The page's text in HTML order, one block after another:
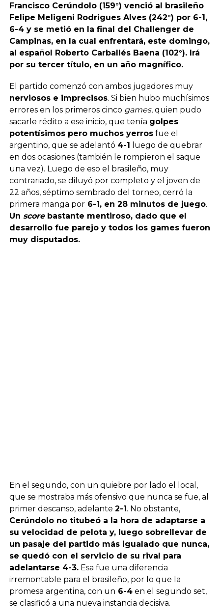
Francisco Cerúndolo (159°) venció al brasileño
Felipe Meligeni Rodrigues Alves (242°) por 6-1,
6-4 y se metió en la final del Challenger de
Campinas, en la cual enfrentará, este domingo,
al español Roberto Carballés Baena (102°). Irá
por su tercer título, en un año magnífico.
El partido comenzó con ambos jugadores muy
nerviosos e imprecisos. Si bien hubo muchísimos
errores en los primeros cinco games, quien pudo
sacarle rédito a ese inicio, que tenía golpes
potentísimos pero muchos yerrosfue el
argentino, que se adelantó 4-1 luego de quebrar
en dos ocasiones (también le rompieron el saque
una vez). Luego de eso el brasileño, muy
contrariado, se diluyó por completo y el joven de
22 años, séptimo sembrado del torneo, cerró la
primera manga por6-1, en 28 minutos de juego.
Un score bastante mentiroso, dado que el
desarrollo fue parejo y todos los games fueron
muy disputados.
En el segundo, con un quiebre por lado el local,
que se mostraba más ofensivo que nunca se fue, al
primer descanso, adelante 2-1. No obstante,
Cerúndolo no titubeó a la hora de adaptarse a
su velocidad de pelota y, luego sobrellevar de
un pasaje del partido más igualado que nunca,
se quedó con el servicio de su rival para
adelantarse 4-3.Esa fue una diferencia
irremontable para el brasileño, por lo que la
promesa argentina, con un 6-4en el segundo set,
se clasificó a una nueva instancia decisiva.